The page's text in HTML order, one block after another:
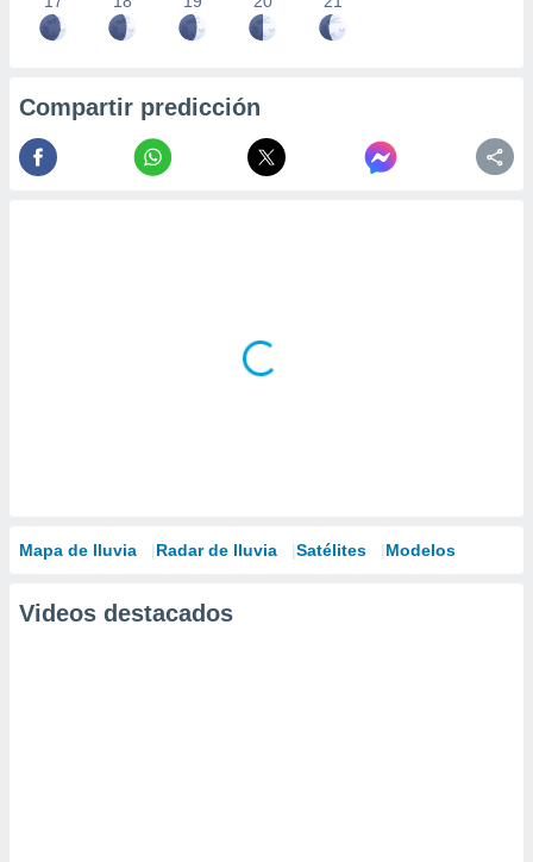
Compartir predicción
Mapa de lluvia Radar de lluvia Satélites Modelos
Videos destacados